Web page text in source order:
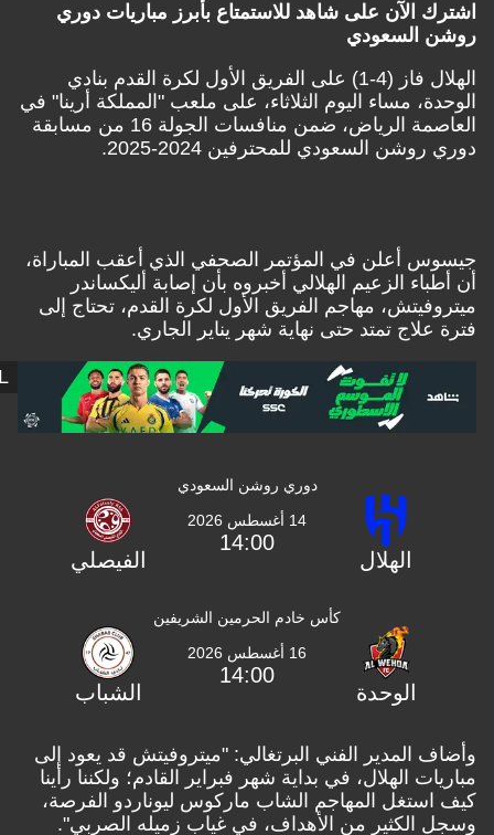
الآن على شاهد للاستمتاع بأبرز مباريات دوري
السعودي
الهلال فاز (4-1) على الفريق الأول لكرة القدم بنادي
مساء اليوم الثلاثاء، على ملعب "المملكة أرينا" في
العاصمة الرياض، ضمن منافسات الجولة 16 من مسابقة
السعودي للمحترفين 2024-2025.
أعلن في المؤتمر الصحفي الذي أعقب المباراة،
الزعيم الهلالي أخبروه بأن إصابة أليكساندر
مهاجم الفريق الأول لكرة القدم، تحتاج إلى
تمتد حتى نهاية شهر يناير الجاري.
دوري روشن السعودي
الفيصلي
كأس خادم الحرمين الشريفين
الشباب
المدير الفني البرتغالي: "ميتروفيتش قد يعود إلى
الهلال، في بداية شهر فبراير القادم؛ ولكننا رأينا
المهاجم الشاب ماركوس ليوناردو الفرصة،
الكثير من الأهداف، في غياب زميله الصربي".